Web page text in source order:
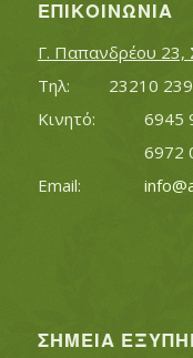
ΕΠΙΚΟΙΝΩΝΊΑ
Γ. Παπανδρέου 23,
Τηλ:		23210
Κινητό:
ΣΗΜΕΊΑ